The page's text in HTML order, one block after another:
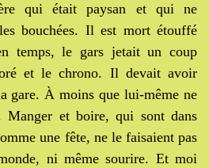
qui était paysan et qui ne
bouchées. Il est mort étouffé
temps, le gars jetait un coup
et le chrono. Il devait avoir
gare. À moins que lui-même ne
Manger et boire, qui sont dans
une fête, ne le faisaient pas
ni même sourire. Et moi